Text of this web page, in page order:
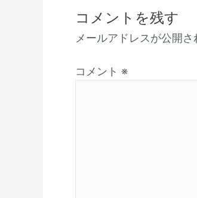
コメントを残す
メールアドレスが公開さ
コメント ※